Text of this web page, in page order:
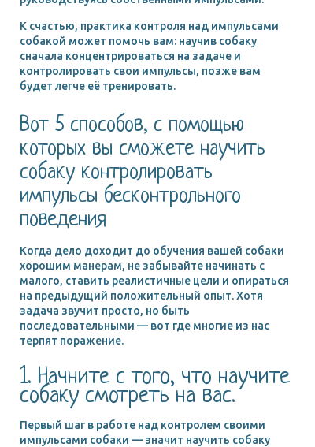
К счастью, практика контроля над импульсами
собакой может помочь вам: научив собаку
сначала концентрироваться на задаче и
контролировать свои импульсы, позже вам
будет легче её тренировать.
Вот 5 способов, с помощью
которых вы сможете научить
собаку контролировать
импульсы бесконтрольного
поведения
Когда дело доходит до обучения вашей собаки
хорошим манерам, не забывайте начинать с
малого, ставить реалистичные цели и опираться
на предыдущий положительный опыт. Хотя
задача звучит просто, но быть
последовательными — вот где многие из нас
терпят поражение.
1. Начните с того, что научите
собаку смотреть на вас.
Первый шаг в работе над контролем своими
импульсами собаки — значит научить собаку